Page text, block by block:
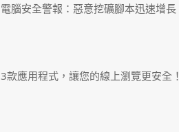
電腦安全警報：惡意挖礦腳本迅速增長
3款應用程式，讓您的線上瀏覽更安全！